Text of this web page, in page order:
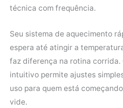
técnica com frequência.
Seu sistema de aquecimento
espera até atingir a
faz diferença na rotina corrida.
intuitivo permite ajustes
uso para quem está
vide.